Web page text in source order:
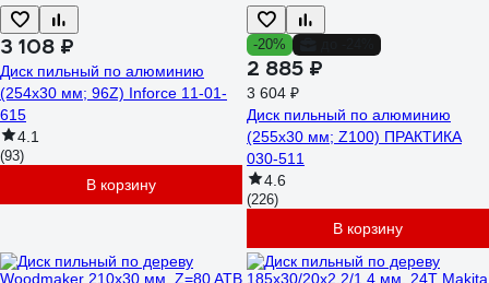
3 108 ₽
Диск пильный по алюминию
(254х30 мм; 96Z) Inforce 11-01-
615
4.1
(93)
В корзину
-20%
2 885 ₽
3 604 ₽
Диск пильный по алюминию
(255х30 мм; Z100) ПРАКТИКА
030-511
4.6
(226)
В корзину